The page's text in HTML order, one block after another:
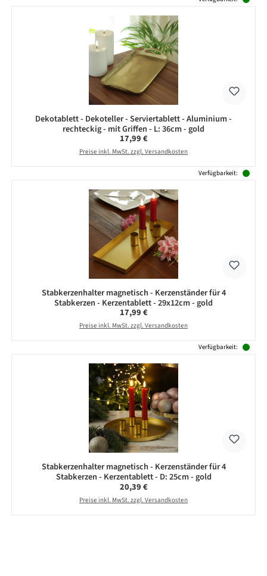
Dekotablett - Dekoteller - Serviertablett - Aluminium -
rechteckig - mit Griffen - L: 36cm - gold
Regulärer Preis:
17,99 €
Preise inkl. MwSt. zzgl. Versandkosten
Verfügbarkeit:
Stabkerzenhalter magnetisch - Kerzenständer für 4
Stabkerzen - Kerzentablett - 29x12cm - gold
Regulärer Preis:
17,99 €
Preise inkl. MwSt. zzgl. Versandkosten
Verfügbarkeit:
Stabkerzenhalter magnetisch - Kerzenständer für 4
Stabkerzen - Kerzentablett - D: 25cm - gold
Regulärer Preis:
20,39 €
Preise inkl. MwSt. zzgl. Versandkosten